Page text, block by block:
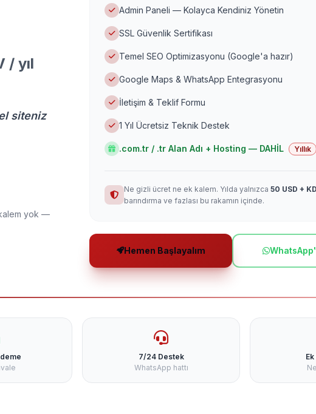
/ yıl
siteniz
yok —
Admin Paneli — Kolayca Kendiniz Yönetin
SSL Güvenlik Sertifikası
Temel SEO Optimizasyonu (Google'a hazır)
Google Maps & WhatsApp Entegrasyonu
İletişim & Teklif Formu
1 Yıl Ücretsiz Teknik Destek
.com.tr / .tr Alan Adı + Hosting — DAHİL Yıllık
Ne gizli ücret ne ek kalem. Yılda yalnızca 50 USD +
barındırma ve fazlası bu rakamın içinde.
Hemen Başlayalım
7/24 Destek
WhatsApp hattı